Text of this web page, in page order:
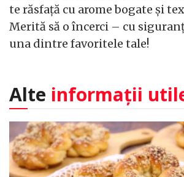
te răsfață cu arome bogate și
Merită să o încerci – cu
una dintre favoritele tale!
Alte informații